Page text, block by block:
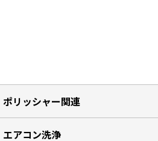
ポリッシャー関連
エアコン洗浄